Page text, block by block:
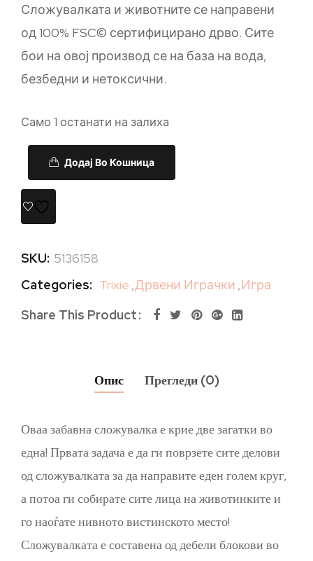
Сложувалката и животните се направени
од 100% FSC© сертифицирано дрво. Сите
бои на овој производ се на база на вода,
безбедни и нетоксични.
Само 1 останати на залиха
Додај Во Кошница
SKU: 5136158
Categories: Trixie ,Дрвени Играчки ,Игра
Share This Product
Опис Прегледи (0)
Оваа забавна сложувалка е крие две загатки во
една! Првата задача е да ги поврзете сите делови
од сложувалката за да направите еден голем круг,
а потоа ги собирате сите лица на животинките и
го наоѓате нивното вистинското место!
Сложувалката е составена од дебели блокови во